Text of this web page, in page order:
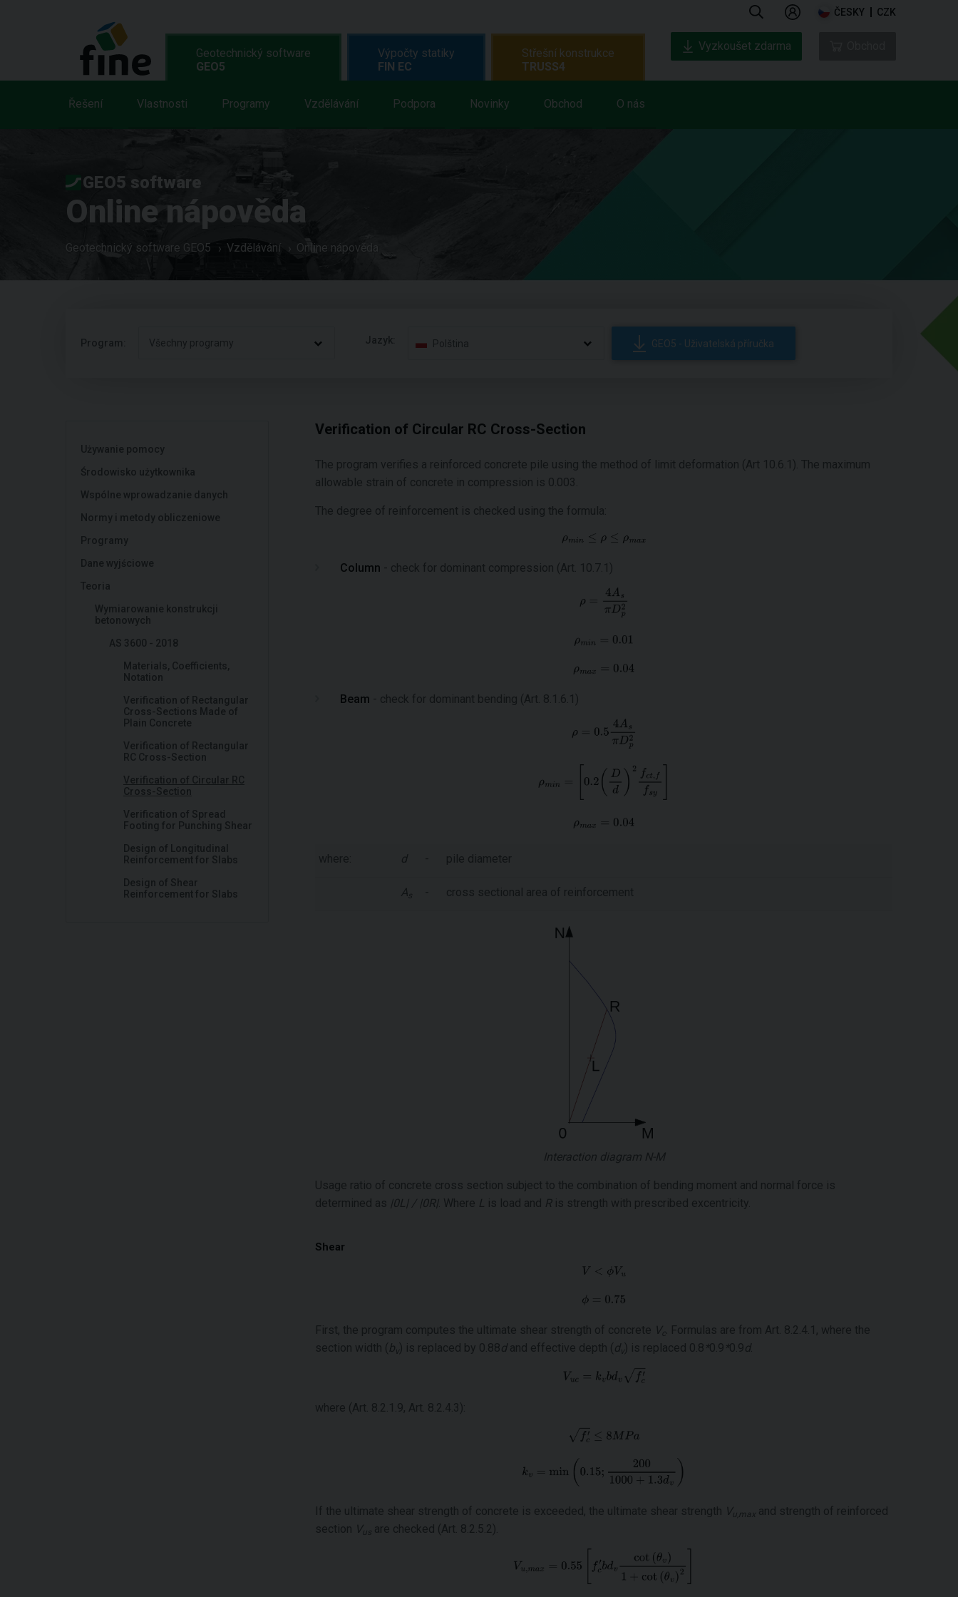
ČESKY CZK
Geotechnický software
GEO5
Řešení Vlastnosti Programy Vzdělávání Podpora Novinky Obchod O nás
Výpočty statiky
FIN EC
Střešní konstrukce
TRUSS4
Vyzkoušet zdarma
GEO5 software
Online nápověda
Geotechnický software GEO5 Vzdělávání Online nápověda
Program: Všechny programy Jazyk: Polština GEO5 - Uživatelská příručka
Używanie pomocy
Środowisko użytkownika
Wspólne wprowadzanie danych
Normy i metody obliczeniowe
Programy
Dane wyjściowe
Teoria
Wymiarowanie konstrukcji
betonowych
AS 3600 - 2018
Materials, Coefficients,
Notation
Verification of Rectangular
Cross-Sections Made of
Plain Concrete
Verification of Rectangular
RC Cross-Section
Verification of Circular RC
Cross-Section
Verification of Spread
Footing for Punching Shear
Design of Longitudinal
Reinforcement for Slabs
Design of Shear
Reinforcement for Slabs
Verification of Circular RC Cross-Section
The program verifies a reinforced concrete pile using the method of limit deformation (Art 10.6.1). The maximum
allowable strain of concrete in compression is 0.003.
The degree of reinforcement is checked using the formula:
Column - check for dominant compression (Art. 10.7.1)
Beam - check for dominant bending (Art. 8.1.6.1)
where: d - pile diameter
As - cross sectional area of reinforcement
Interaction diagram N-M
Usage ratio of concrete cross section subject to the combination of bending moment and normal force is
determined as |0L| / |0R|. Where L is load and Ris strength with prescribed excentricity.
Shear
First, the program computes the ultimate shear strength of concrete V
. Formulas are from Art. 8.2.4.1, where the
section width ( bv ) is replaced by 0.88dand effective depth ( dv ) is replaced 0.8 *0.9 *0.9d.
where (Art. 8.2.1.9, Art. 8.2.4.3):
If the ultimate shear strength of concrete is exceeded, the ultimate shear strength Vu,max and strength of reinforced
section Vus are checked (Art. 8.2.5.2).